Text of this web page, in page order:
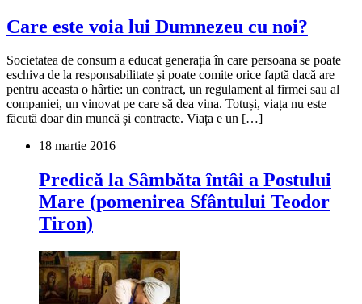
Care este voia lui Dumnezeu cu noi?
Societatea de consum a educat generația în care persoana se poate
eschiva de la responsabilitate și poate comite orice faptă dacă are
pentru aceasta o hârtie: un contract, un regulament al firmei sau al
companiei, un vinovat pe care să dea vina. Totuși, viața nu este
făcută doar din muncă și contracte. Viața e un […]
18 martie 2016
Predică la Sâmbăta întâi a Postului
Mare (pomenirea Sfântului Teodor
Tiron)